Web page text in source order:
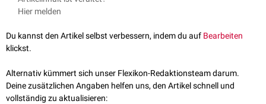
dieAnejakulation , bei der eine
unwillkürlichen Kontraktionen der Geschlechtsorgane kommt
Medikamente wie
Androgenmangel
Hier melden
Du kannst den Artikel selbst verbessern, indem du auf Bearbeiten
klickst.
Alternativ kümmert sich unser Flexikon-Redaktionsteam darum.
Deine zusätzlichen Angaben helfen uns, den Artikel schnell und
vollständig zu aktualisieren: